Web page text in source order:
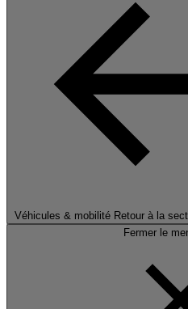
Véhicules & mobilité Retour à la
Fermer le